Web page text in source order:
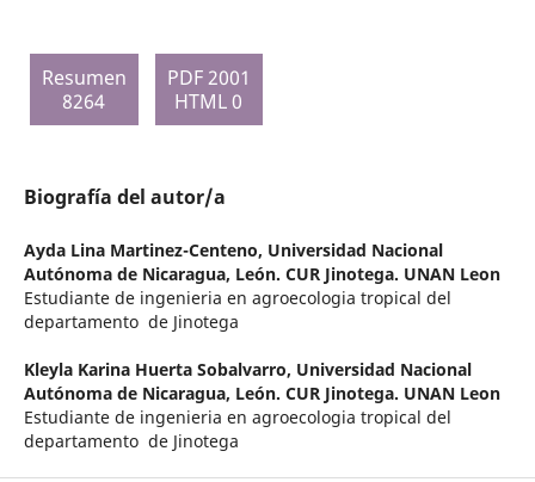
Resumen
8264
PDF 2001
HTML 0
Biografía del autor/a
Ayda Lina Martinez-Centeno, Universidad Nacional
Autónoma de Nicaragua, León. CUR Jinotega. UNAN Leon
Estudiante de ingenieria en agroecologia tropical del
departamento de Jinotega
Kleyla Karina Huerta Sobalvarro, Universidad Nacional
Autónoma de Nicaragua, León. CUR Jinotega. UNAN Leon
Estudiante de ingenieria en agroecologia tropical del
departamento de Jinotega